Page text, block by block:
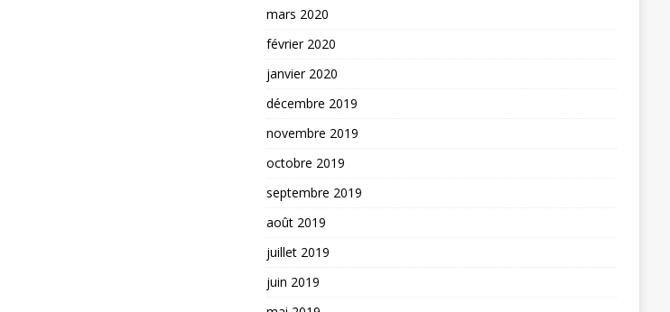
mars 2020
février 2020
janvier 2020
décembre 2019
novembre 2019
octobre 2019
septembre 2019
août 2019
juillet 2019
juin 2019